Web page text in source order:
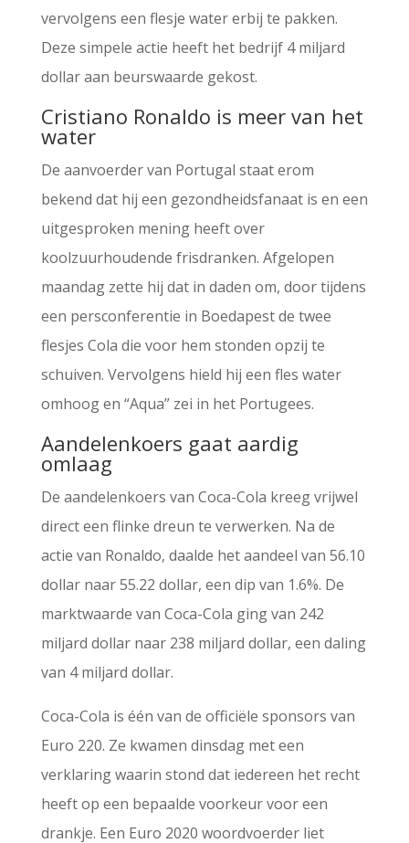
vervolgens een flesje water erbij te pakken.
Deze simpele actie heeft het bedrijf 4 miljard
dollar aan beurswaarde gekost.
Cristiano Ronaldo is meer van het
water
De aanvoerder van Portugal staat erom
bekend dat hij een gezondheidsfanaat is en een
uitgesproken mening heeft over
koolzuurhoudende frisdranken. Afgelopen
maandag zette hij dat in daden om, door tijdens
een persconferentie in Boedapest de twee
flesjes Cola die voor hem stonden opzij te
schuiven. Vervolgens hield hij een fles water
omhoog en “Aqua” zei in het Portugees.
Aandelenkoers gaat aardig
omlaag
De aandelenkoers van Coca-Cola kreeg vrijwel
direct een flinke dreun te verwerken. Na de
actie van Ronaldo, daalde het aandeel van 56.10
dollar naar 55.22 dollar, een dip van 1.6%. De
marktwaarde van Coca-Cola ging van 242
miljard dollar naar 238 miljard dollar, een daling
van 4 miljard dollar.
Coca-Cola is één van de officiële sponsors van
Euro 220. Ze kwamen dinsdag met een
verklaring waarin stond dat iedereen het recht
heeft op een bepaalde voorkeur voor een
drankje. Een Euro 2020 woordvoerder liet